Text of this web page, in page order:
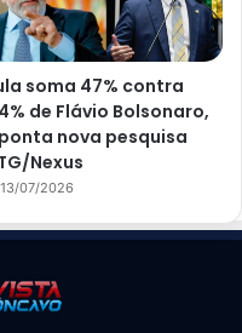
soma 47% contra
de Flávio Bolsonaro,
nova pesquisa
Nexus
13/07/2026